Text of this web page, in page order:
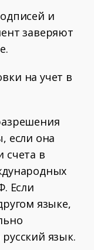
и
заверяют
на учет в
если она
счета в
Если
языке,
язык.